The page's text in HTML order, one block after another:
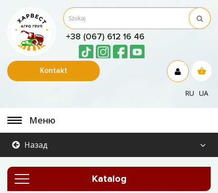
+38 (067) 612 16 46
Kontakt
RU UA
Меню
Назад
Katalog